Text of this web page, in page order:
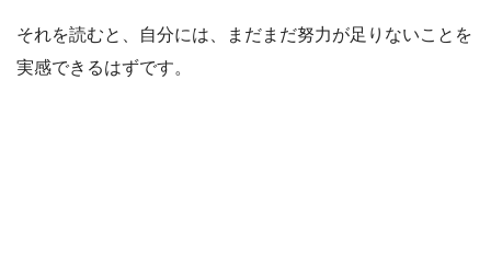
それを読むと、自分には、まだまだ努力が足りないことを
実感できるはずです。